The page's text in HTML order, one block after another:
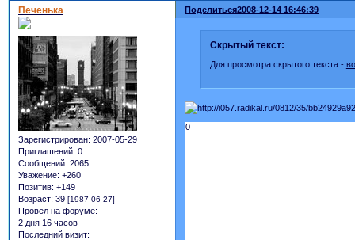
Поделиться2008-12-14 16:46:39
Печенька
Зарегистрирован: 2007-05-29
Приглашений: 0
Сообщений: 2065
Уважение: +260
Позитив: +149
Возраст: 39 [1987-06-27]
Провел на форуме:
2 дня 16 часов
Последний визит:
Скрытый текст:
Для просмотра скрытого текста -
0